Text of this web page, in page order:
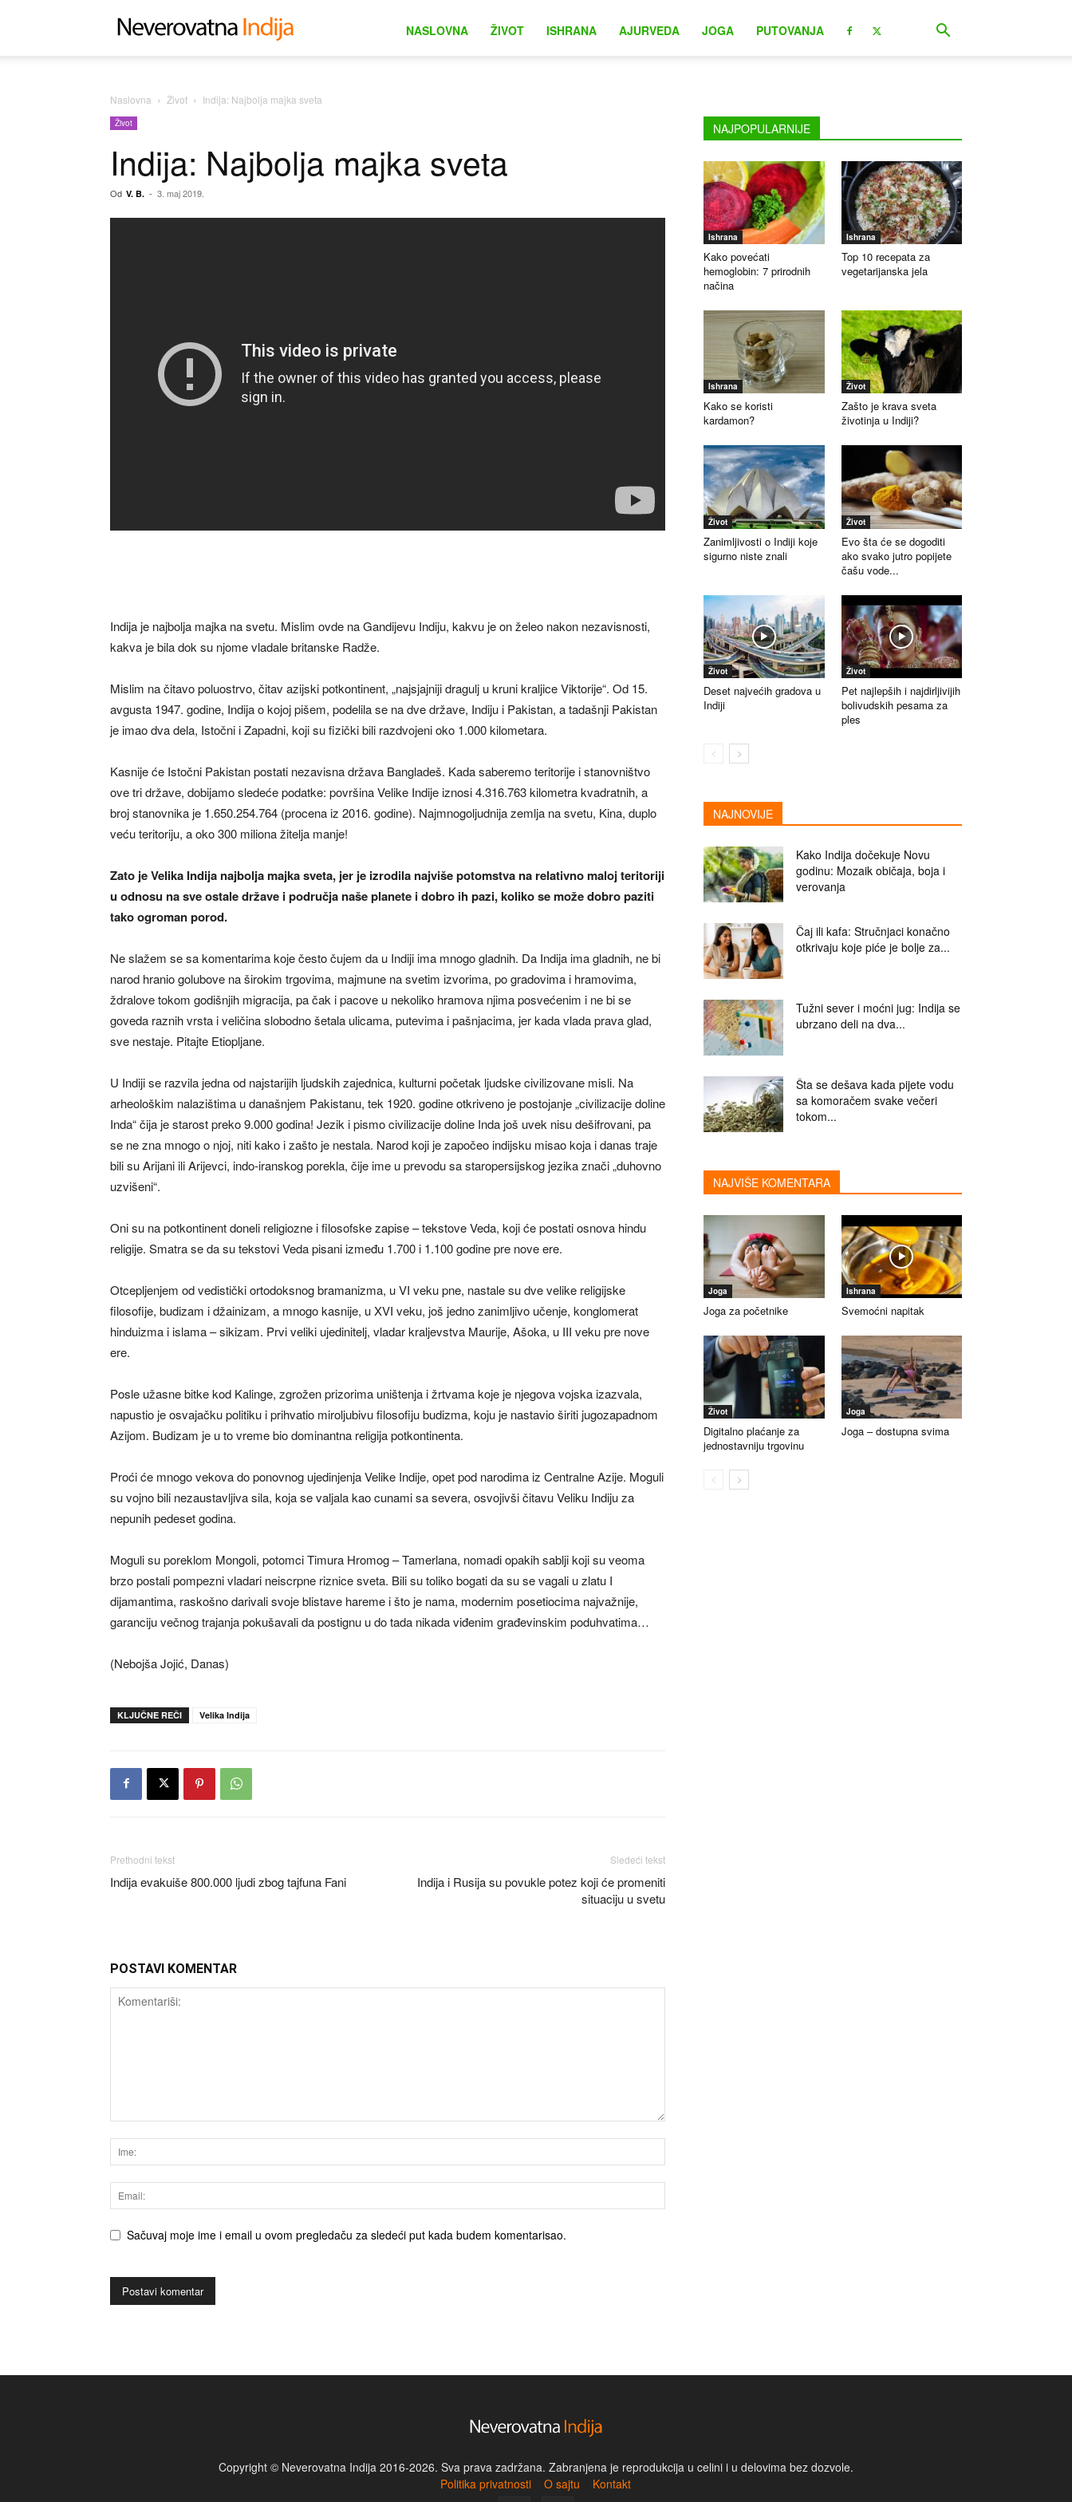
NASLOVNA ŽIVOT ISHRANA AJURVEDA JOGA PUTOVANJA
Naslovna Život Indija: Najbolja majka sveta
Život
Indija: Najbolja majka sveta
Od V. B. - 3. maj 2019.
Indija je najbolja majka na svetu. Mislim ovde na Gandijevu Indiju, kakvu je on želeo nakon nezavisnosti,
kakva je bila dok su njome vladale britanske Radže.
Mislim na čitavo poluostrvo, čitav azijski potkontinent, „najsjajniji dragulj u kruni kraljice Viktorije“. Od 15.
avgusta 1947. godine, Indija o kojoj pišem, podelila se na dve države, Indiju i Pakistan, a tadašnji Pakistan
je imao dva dela, Istočni i Zapadni, koji su fizički bili razdvojeni oko 1.000 kilometara.
Kasnije će Istočni Pakistan postati nezavisna država Bangladeš. Kada saberemo teritorije i stanovništvo
ove tri države, dobijamo sledeće podatke: površina Velike Indije iznosi 4.316.763 kilometra kvadratnih, a
broj stanovnika je 1.650.254.764 (procena iz 2016. godine). Najmnogoljudnija zemlja na svetu, Kina, duplo
veću teritoriju, a oko 300 miliona žitelja manje!
Zato je Velika Indija najbolja majka sveta, jer je izrodila najviše potomstva na relativno maloj teritoriji
u odnosu na sve ostale države i područja naše planete i dobro ih pazi, koliko se može dobro paziti
tako ogroman porod.
Ne slažem se sa komentarima koje često čujem da u Indiji ima mnogo gladnih. Da Indija ima gladnih, ne bi
narod hranio golubove na širokim trgovima, majmune na svetim izvorima, po gradovima i hramovima,
ždralove tokom godišnjih migracija, pa čak i pacove u nekoliko hramova njima posvećenim i ne bi se
goveda raznih vrsta i veličina slobodno šetala ulicama, putevima i pašnjacima, jer kada vlada prava glad,
sve nestaje. Pitajte Etiopljane.
U Indiji se razvila jedna od najstarijih ljudskih zajednica, kulturni početak ljudske civilizovane misli. Na
arheološkim nalazištima u današnjem Pakistanu, tek 1920. godine otkriveno je postojanje „civilizacije doline
Inda“ čija je starost preko 9.000 godina! Jezik i pismo civilizacije doline Inda još uvek nisu dešifrovani, pa
se ne zna mnogo o njoj, niti kako i zašto je nestala. Narod koji je započeo indijsku misao koja i danas traje
bili su Arijani ili Arijevci, indo-iranskog porekla, čije ime u prevodu sa staropersijskog jezika znači „duhovno
uzvišeni“.
Oni su na potkontinent doneli religiozne i filosofske zapise – tekstove Veda, koji će postati osnova hindu
religije. Smatra se da su tekstovi Veda pisani između 1.700 i 1.100 godine pre nove ere.
Otcepljenjem od vedistički ortodoksnog bramanizma, u VI veku pne, nastale su dve velike religijske
filosofije, budizam i džainizam, a mnogo kasnije, u XVI veku, još jedno zanimljivo učenje, konglomerat
hinduizma i islama – sikizam. Prvi veliki ujedinitelj, vladar kraljevstva Maurije, Ašoka, u III veku pre nove
ere.
Posle užasne bitke kod Kalinge, zgrožen prizorima uništenja i žrtvama koje je njegova vojska izazvala,
napustio je osvajačku politiku i prihvatio miroljubivu filosofiju budizma, koju je nastavio širiti jugozapadnom
Azijom. Budizam je u to vreme bio dominantna religija potkontinenta.
Proći će mnogo vekova do ponovnog ujedinjenja Velike Indije, opet pod narodima iz Centralne Azije. Moguli
su vojno bili nezaustavljiva sila, koja se valjala kao cunami sa severa, osvojivši čitavu Veliku Indiju za
nepunih pedeset godina.
Moguli su poreklom Mongoli, potomci Timura Hromog – Tamerlana, nomadi opakih sablji koji su veoma
brzo postali pompezni vladari neiscrpne riznice sveta. Bili su toliko bogati da su se vagali u zlatu I
dijamantima, raskošno darivali svoje blistave hareme i što je nama, modernim posetiocima najvažnije,
garanciju večnog trajanja pokušavali da postignu u do tada nikada viđenim građevinskim poduhvatima…
(Nebojša Jojić, Danas)
KLJUČNE REČI Velika Indija
Prethodni tekst
Indija evakuiše 800.000 ljudi zbog tajfuna Fani
Sledeći tekst
Indija i Rusija su povukle potez koji će promeniti
situaciju u svetu
POSTAVI KOMENTAR
Sačuvaj moje ime i email u ovom pregledaču za sledeći put kada budem komentarisao.
NAJPOPULARNIJE
Ishrana
Kako povećati
hemoglobin: 7 prirodnih
načina
Ishrana
Top 10 recepata za
vegetarijanska jela
Ishrana
Kako se koristi
kardamon?
Život
Zašto je krava sveta
životinja u Indiji?
Život
Zanimljivosti o Indiji koje
sigurno niste znali
Život
Evo šta će se dogoditi
ako svako jutro popijete
čašu vode...
Život
Deset najvećih gradova u
Indiji
Život
Pet najlepših i najdirljivijih
bolivudskih pesama za
ples
NAJNOVIJE
Kako Indija dočekuje Novu
godinu: Mozaik običaja, boja i
verovanja
Čaj ili kafa: Stručnjaci konačno
otkrivaju koje piće je bolje za...
Tužni sever i moćni jug: Indija se
ubrzano deli na dva...
Šta se dešava kada pijete vodu
sa komoračem svake večeri
tokom...
NAJVIŠE KOMENTARA
Joga
Joga za početnike
Ishrana
Svemoćni napitak
Život
Digitalno plaćanje za
jednostavniju trgovinu
Joga
Joga – dostupna svima
Copyright © Neverovatna Indija 2016-2026. Sva prava zadržana. Zabranjena je reprodukcija u celini i u delovima bez dozvole.
Politika privatnosti
O sajtu Kontakt